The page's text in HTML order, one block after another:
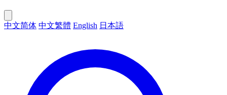
中文简体 中文繁體 English 日本語